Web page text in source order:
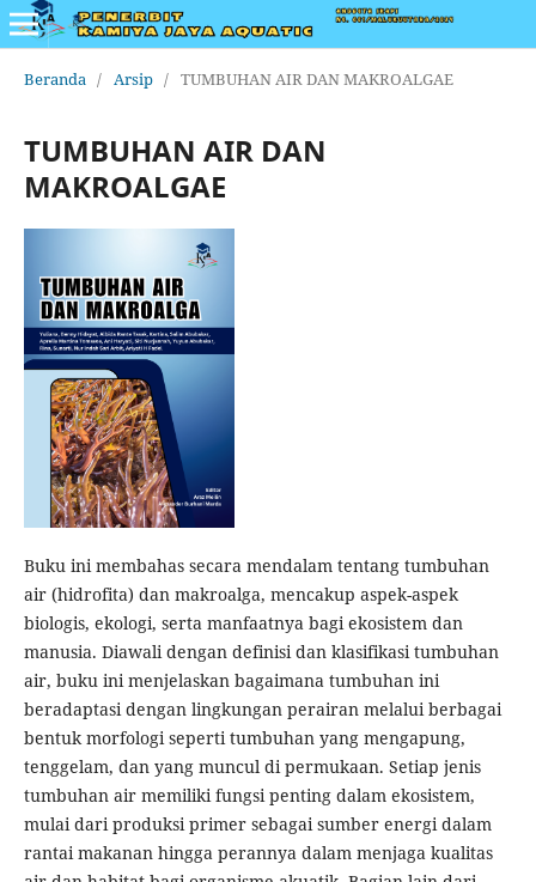
Beranda / Arsip / TUMBUHAN AIR DAN MAKROALGAE
TUMBUHAN AIR DAN
MAKROALGAE
Buku ini membahas secara mendalam tentang tumbuhan
air (hidrofita) dan makroalga, mencakup aspek-aspek
biologis, ekologi, serta manfaatnya bagi ekosistem dan
manusia. Diawali dengan definisi dan klasifikasi tumbuhan
air, buku ini menjelaskan bagaimana tumbuhan ini
beradaptasi dengan lingkungan perairan melalui berbagai
bentuk morfologi seperti tumbuhan yang mengapung,
tenggelam, dan yang muncul di permukaan. Setiap jenis
tumbuhan air memiliki fungsi penting dalam ekosistem,
mulai dari produksi primer sebagai sumber energi dalam
rantai makanan hingga perannya dalam menjaga kualitas